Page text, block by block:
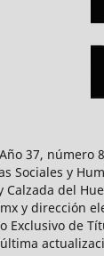
37,
Sociales y
del
y dirección
Exclusivo de